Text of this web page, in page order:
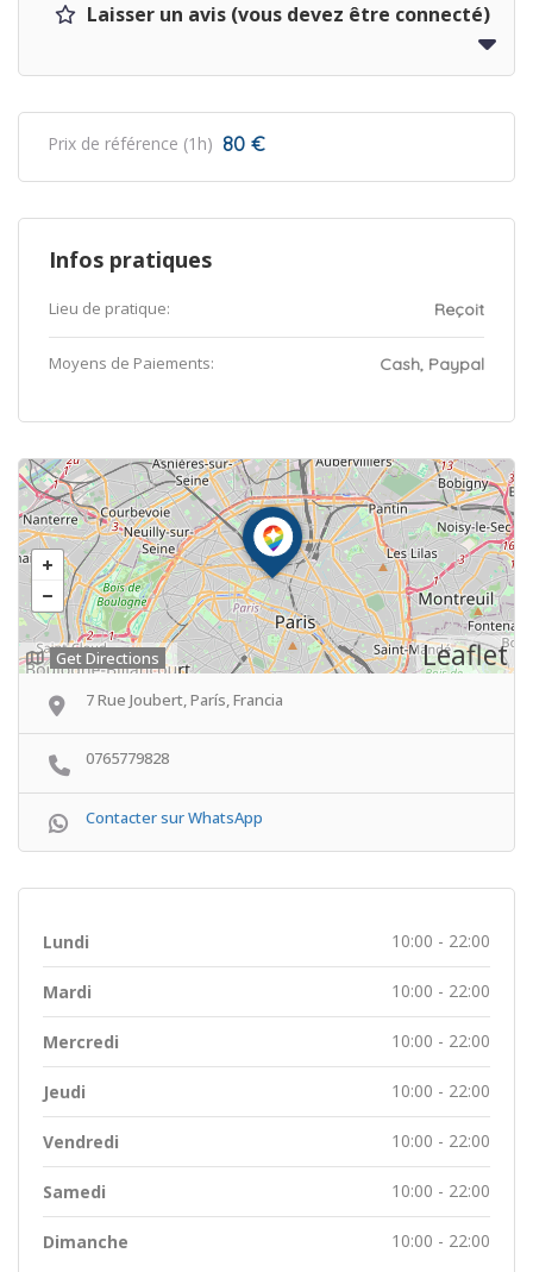
Laisser un avis (vous devez être connecté)
Prix de référence (1h) 80 €
Infos pratiques
Lieu de pratique: Reçoit
Moyens de Paiements: Cash, Paypal
Leaflet
Get Directions
7 Rue Joubert, París, Francia
0765779828
Contacter sur WhatsApp
Lundi 10:00 - 22:00
Mardi 10:00 - 22:00
Mercredi 10:00 - 22:00
Jeudi 10:00 - 22:00
Vendredi 10:00 - 22:00
Samedi 10:00 - 22:00
Dimanche 10:00 - 22:00